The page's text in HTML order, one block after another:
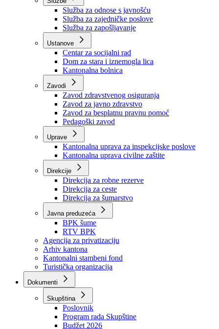
Organizacije
Službe
Služba za odnose s javnošću
Služba za zajedničke poslove
Služba za zapošljavanje
Ustanove
Centar za socijalni rad
Dom za stara i iznemogla lica
Kantonalna bolnica
Zavodi
Zavod zdravstvenog osiguranja
Zavod za javno zdravstvo
Zavod za besplatnu pravnu pomoć
Pedagoški zavod
Kantonalna uprava za inspekcijske poslove
Kantonalna uprava civilne zaštite
Direkcije
Direkcija za robne rezerve
Direkcija za ceste
Direkcija za šumarstvo
Javna preduzeća
BPK šume
RTV BPK
Agencija za privatizaciju
Arhiv kantona
Kantonalni stambeni fond
Turistička organizacija
Dokumenti
Skupština